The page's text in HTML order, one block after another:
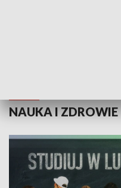
NAUKA I ZDROWIE